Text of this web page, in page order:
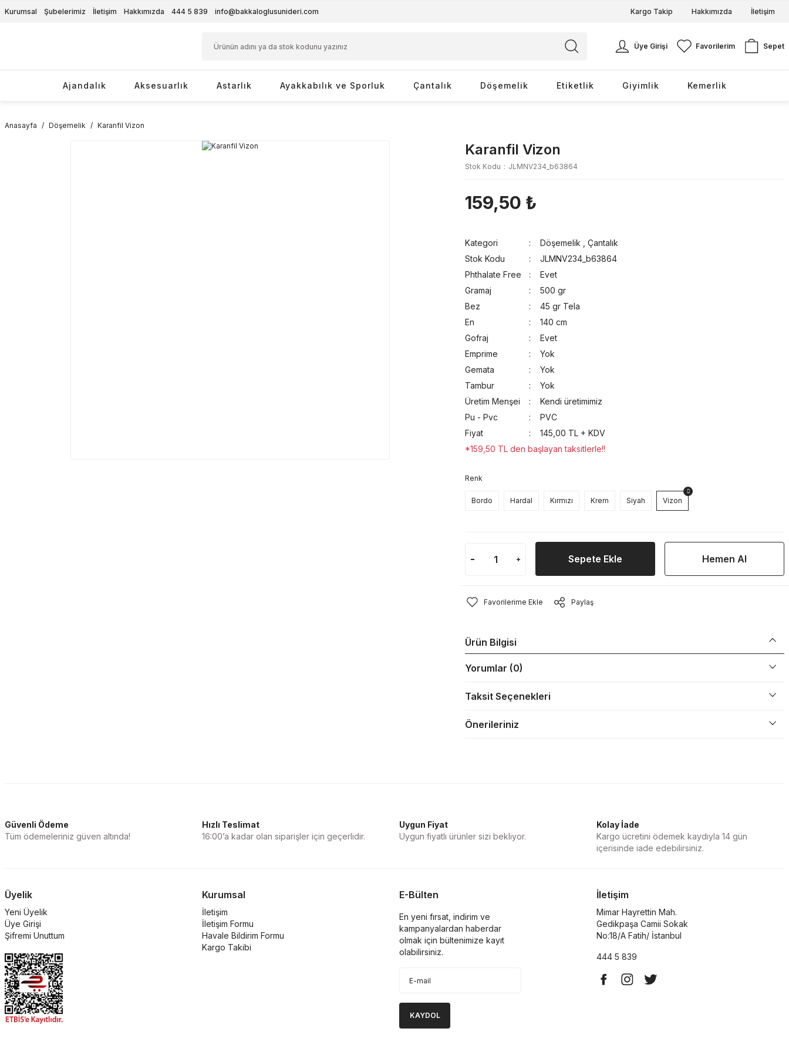
Kurumsal Şubelerimiz İletişim Hakkımızda 444 5 839 info@bakkaloglusunideri.com Kargo Takip Hakkımızda İletişim
Üye Girişi Favorilerim Sepet
Ajandalık Aksesuarlık Astarlık Ayakkabılık ve Sporluk Çantalık Döşemelik Etiketlik Giyimlik Kemerlik
Anasayfa Döşemelik Karanfil Vizon
Karanfil Vizon
Stok Kodu JLMNV234_b63864
159,50 ₺
Kategori Döşemelik
Çantalık
Stok Kodu
JLMNV234_b63864
Phthalate Free
Evet
Gramaj
500 gr
Bez
45 gr Tela
En
140 cm
Gofraj
Evet
Emprime
Yok
Gemata
Yok
Tambur
Yok
Üretim Menşei
Kendi üretimimiz
Pu - Pvc
PVC
Fiyat
145,00 TL + KDV
*159,50 TL den başlayan taksitlerle!!
Renk
Bordo Hardal Kırmızı Krem Siyah Vizon
Sepete Ekle Hemen Al
Paylaş
Ürün Bilgisi
Yorumlar (0)
Taksit Seçenekleri
Önerileriniz
Güvenli Ödeme
Tüm ödemeleriniz güven altında!
Hızlı Teslimat
16:00’a kadar olan siparişler için geçerlidir.
Uygun Fiyat
Uygun fiyatlı ürünler sizi bekliyor.
Kolay İade
Kargo ücretini ödemek kaydıyla 14 gün
içerisinde iade edebilirsiniz.
Üyelik
Yeni Üyelik
Üye Girişi
Şifremi Unuttum
Kurumsal
İletişim
İletişim Formu
Havale Bildirim Formu
Kargo Takibi
E-Bülten
En yeni fırsat, indirim ve
kampanyalardan haberdar
olmak için bültenimize kayıt
olabilirsiniz.
KAYDOL
İletişim
Mimar Hayrettin Mah.
Gedikpaşa Camii Sokak
No:18/A Fatih/ İstanbul
444 5 839